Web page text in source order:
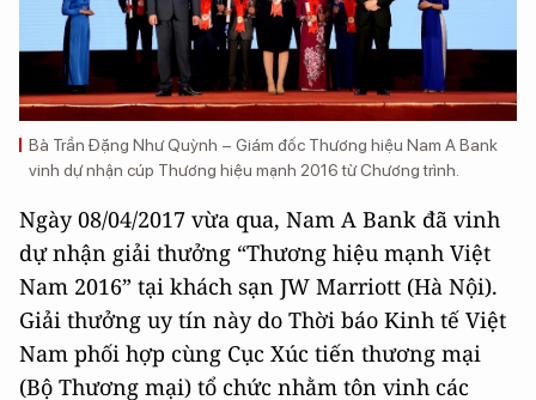
Bà Trần Đặng Như Quỳnh – Giám đốc Thương hiệu Nam A Bank
vinh dự nhận cúp Thương hiệu mạnh 2016 từ Chương trình.
Ngày 08/04/2017 vừa qua, Nam A Bank đã vinh
dự nhận giải thưởng “Thương hiệu mạnh Việt
Nam 2016” tại khách sạn JW Marriott (Hà Nội).
Giải thưởng uy tín này do Thời báo Kinh tế Việt
Nam phối hợp cùng Cục Xúc tiến thương mại
(Bộ Thương mại) tổ chức nhằm tôn vinh các